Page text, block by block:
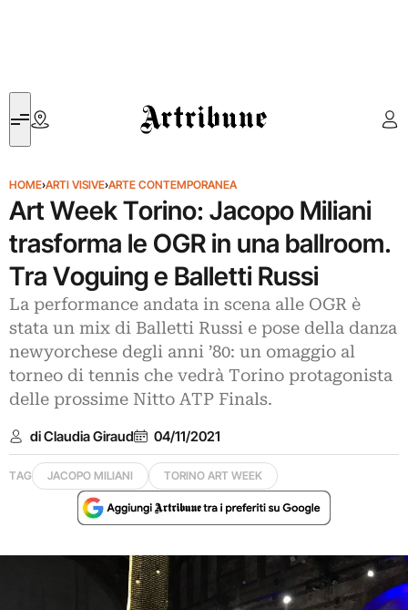
Artribune
HOME›ARTI VISIVE›ARTE CONTEMPORANEA
Art Week Torino: Jacopo Miliani
trasforma le OGR in una ballroom.
Tra Voguing e Balletti Russi
La performance andata in scena alle OGR è
stata un mix di Balletti Russi e pose della danza
newyorchese degli anni ’80: un omaggio al
torneo di tennis che vedrà Torino protagonista
delle prossime Nitto ATP Finals.
di Claudia Giraud 04/11/2021
TAG JACOPO MILIANI TORINO ART WEEK